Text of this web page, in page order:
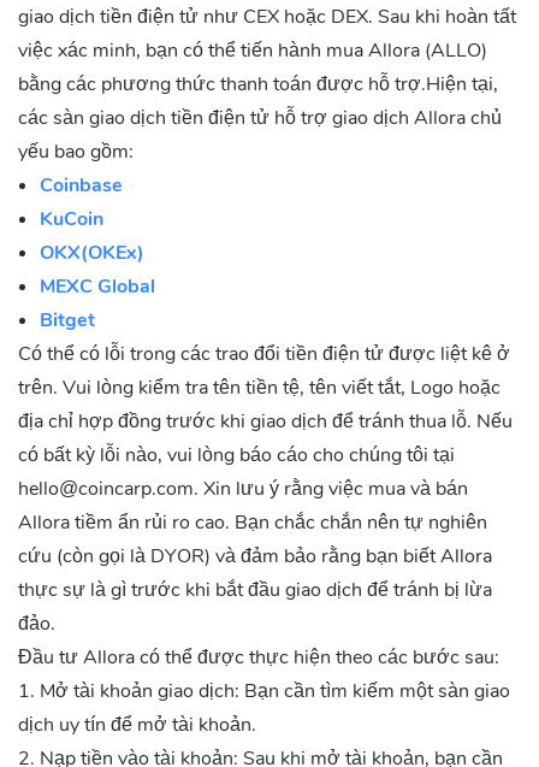
Ethereum:
0x8408D45b61f5823298F19a09B53b7339c0280489
BNB Chain(BEP20):
0xCCe5F304fD043d6A4E8cCB5376A4a4Fb583B98d5
0x032d86656Db142138AC97d2c5C4E3766E8c0482d
giao dịch tiền điện tử như CEX hoặc DEX. Sau khi hoàn tất
việc xác minh, bạn có thể tiến hành mua Allora (ALLO)
bằng các phương thức thanh toán được hỗ trợ.Hiện tại,
các sàn giao dịch tiền điện tử hỗ trợ giao dịch Allora chủ
yếu bao gồm:
Coinbase
KuCoin
OKX(OKEx)
MEXC Global
Bitget
Có thể có lỗi trong các trao đổi tiền điện tử được liệt kê ở
trên. Vui lòng kiểm tra tên tiền tệ, tên viết tắt, Logo hoặc
địa chỉ hợp đồng trước khi giao dịch để tránh thua lỗ. Nếu
có bất kỳ lỗi nào, vui lòng báo cáo cho chúng tôi tại
hello@coincarp.com. Xin lưu ý rằng việc mua và bán
Allora tiềm ẩn rủi ro cao. Bạn chắc chắn nên tự nghiên
cứu (còn gọi là DYOR) và đảm bảo rằng bạn biết Allora
thực sự là gì trước khi bắt đầu giao dịch để tránh bị lừa
đảo.
Đầu tư Allora có thể được thực hiện theo các bước sau:
1. Mở tài khoản giao dịch: Bạn cần tìm kiếm một sàn giao
dịch uy tín để mở tài khoản.
2. Nạp tiền vào tài khoản: Sau khi mở tài khoản, bạn cần